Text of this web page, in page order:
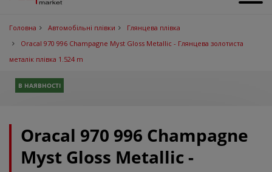
Головна Автомобільні плівки
Глянцева плівка
Oracal 970 996 Champagne Myst Gloss Metallic - Глянцева золотиста
металік плівка 1.524 m
В НАЯВНОСТІ
Oracal 970 996 Champagne
Myst Gloss Metallic -